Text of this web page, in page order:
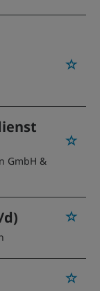
GmbH &